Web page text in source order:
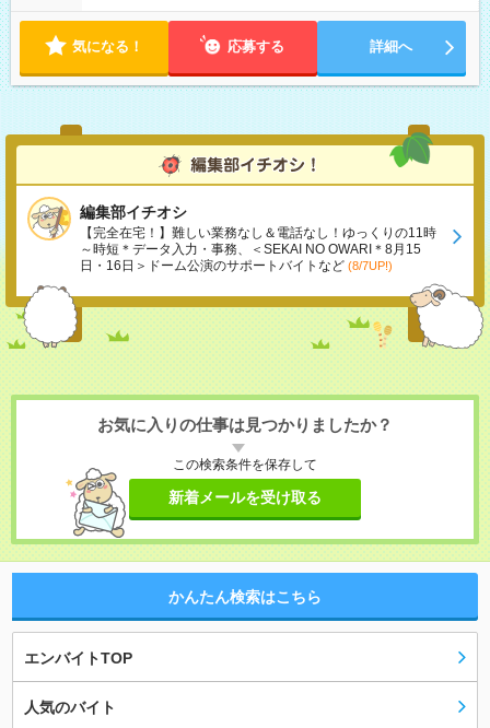
気になる！ 応募する 詳細へ
編集部イチオシ
【完全在宅！】難しい業務なし＆電話なし！ゆっくりの11時
～時短＊データ入力・事務、＜SEKAI NO OWARI＊8月15
日・16日＞ドーム公演のサポートバイトなど (8/7UP!)
お気に入りの仕事は見つかりましたか？
この検索条件を保存して
新着メールを受け取る
かんたん検索はこちら
エンバイトTOP
人気のバイト